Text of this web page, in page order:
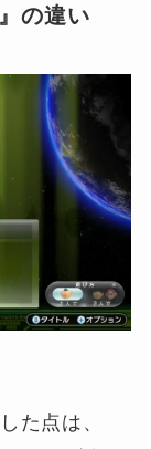
の違い
た点は、